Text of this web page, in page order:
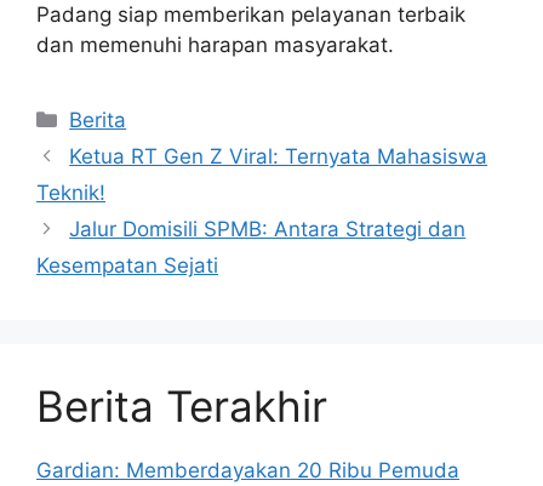
Padang siap memberikan pelayanan terbaik
dan memenuhi harapan masyarakat.
Kategori
Berita
Ketua RT Gen Z Viral: Ternyata Mahasiswa
Teknik!
Jalur Domisili SPMB: Antara Strategi dan
Kesempatan Sejati
Berita Terakhir
Gardian: Memberdayakan 20 Ribu Pemuda